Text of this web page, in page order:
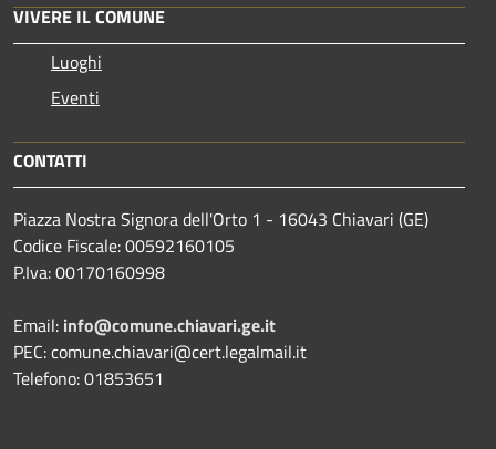
VIVERE IL COMUNE
Luoghi
Eventi
CONTATTI
Piazza Nostra Signora dell'Orto 1 - 16043 Chiavari (GE)
Codice Fiscale: 00592160105
P.Iva: 00170160998
Email: info@comune.chiavari.ge.it
PEC: comune.chiavari@cert.legalmail.it
Telefono: 01853651